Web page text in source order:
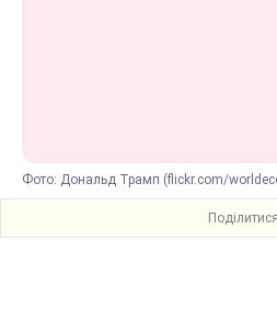
Фото: Дональд Трамп (flickr.com/